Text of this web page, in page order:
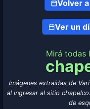
Volver
Ver un
Mirá todas
Imágenes extraídas de
al ingresar al sitio
de